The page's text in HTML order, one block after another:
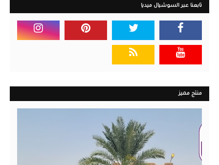
تابعنا عبر السوشيال ميديا
منتج مميز